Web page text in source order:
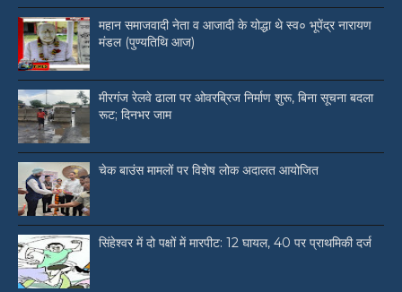
महान समाजवादी नेता व आजादी के योद्धा थे स्व० भूपेंद्र नारायण
मंडल (पुण्यतिथि आज)
मीरगंज रेलवे ढाला पर ओवरब्रिज निर्माण शुरू, बिना सूचना बदला
रूट; दिनभर जाम
चेक बाउंस मामलों पर विशेष लोक अदालत आयोजित
सिंहेश्वर में दो पक्षों में मारपीट: 12 घायल, 40 पर प्राथमिकी दर्ज